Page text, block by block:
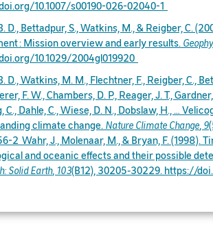
10.1007/s00190-026-02040-1
D., Bettadpur, S., Watkins, M., & Reigber, C.
: Mission overview and early results.
10.1029/2004gl019920
D., Watkins, M. M., Flechtner, F., Reigber, C.,
F. W., Chambers, D. P., Reager, J. T.,
C., Dahle, C., Wiese, D. N., Dobslaw, H., …
climate change. Nature Climate Change 9
2 Wahr, J., Molenaar, M., & Bryan, F. (1998).
and oceanic effects and their possible
Solid Earth, 103(B12), 30205‑30229. https://